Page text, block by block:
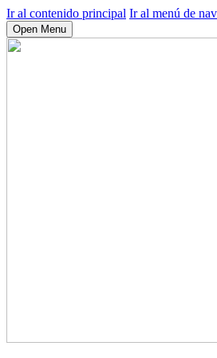
Ir al contenido principal Ir al menú de
Open Menu